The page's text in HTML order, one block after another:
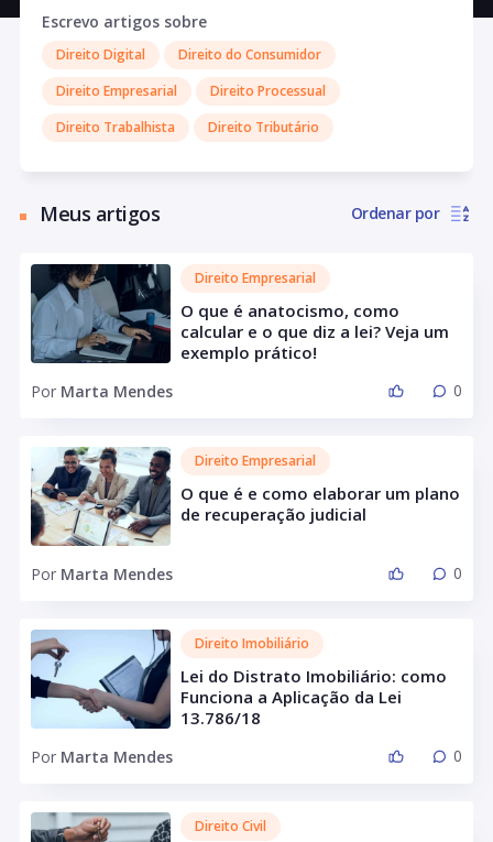
Escrevo artigos sobre
Direito Digital
Direito do Consumidor
Direito Empresarial
Direito Processual
Direito Trabalhista
Direito Tributário
ênfase em contratos e planejamento patrimonial.
Meus artigos Ordenar por
Direito Empresarial
O que é anatocismo, como
calcular e o que diz a lei? Veja um
exemplo prático!
Por Marta Mendes 0
Direito Empresarial
O que é e como elaborar um plano
de recuperação judicial
Por Marta Mendes 0
Direito Imobiliário
Lei do Distrato Imobiliário: como
Funciona a Aplicação da Lei
13.786/18
Por Marta Mendes 0
Direito Civil